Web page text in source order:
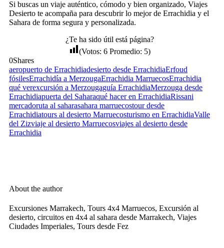
Si buscas un viaje auténtico, cómodo y bien organizado, Viajes
Desierto te acompaña para descubrir lo mejor de Errachidia y el
Sahara de forma segura y personalizada.
¿Te ha sido útil está página?
(Votos: 6Promedio: 5)
0Shares
aeropuerto de Errachidiadesierto desde ErrachidiaErfoud
fósilesErrachidía a MerzougaErrachidia MarruecosErrachidia
qué verexcursión a Merzougaguía ErrachidiaMerzouga desde
Errachidiapuerta del Saharaqué hacer en ErrachidiaRissani
mercadoruta al saharasahara marruecostour desde
Errachidiatours al desierto Marruecosturismo en ErrachidiaValle
del Zizviaje al desierto Marruecosviajes al desierto desde
Errachidia
About the author
Excursiones Marrakech, Tours 4x4 Marruecos, Excursión al
desierto, circuitos en 4x4 al sahara desde Marrakech, Viajes
Ciudades Imperiales, Tours desde Fez